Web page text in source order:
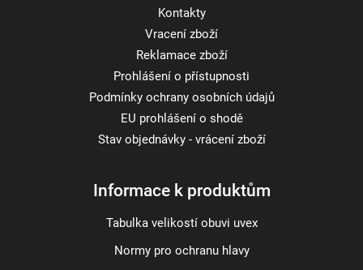
Kontakty
Vracení zboží
Reklamace zboží
Prohlášení o přístupnosti
Podmínky ochrany osobních údajů
EU prohlášení o shodě
Stav objednávky - vrácení zboží
Informace k produktům
Tabulka velikostí obuvi uvex
Normy pro ochranu hlavy